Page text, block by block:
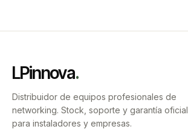
LPinnova.
Distribuidor de equipos profesionales de
networking. Stock, soporte y garantía oficial
para instaladores y empresas.